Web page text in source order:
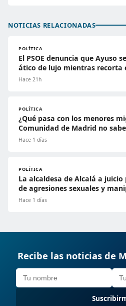
NOTICIAS RELACIONADAS
POLÍTICA
El PSOE denuncia que Ayuso
ático de lujo mientras recorta
Hace 21h
POLÍTICA
¿Qué pasa con los menores
Comunidad de Madrid no
Hace 1 días
POLÍTICA
La alcaldesa de Alcalá a
de agresiones sexuales y
Hace 1 días
Recibe las noticias de